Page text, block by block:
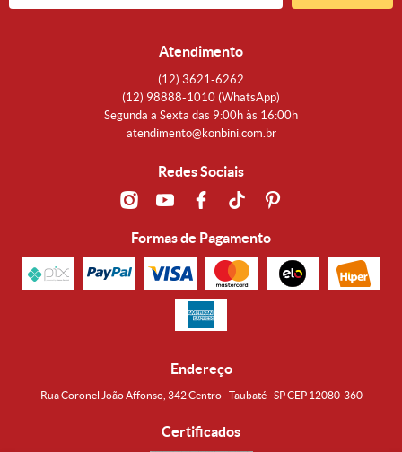
Atendimento
(12) 3621-6262
(12) 98888-1010 (WhatsApp)
Segunda a Sexta das 9:00h às 16:00h
atendimento@konbini.com.br
Redes Sociais
Formas de Pagamento
Endereço
Rua Coronel João Affonso, 342 Centro - Taubaté - SP CEP 12080-360
Certificados